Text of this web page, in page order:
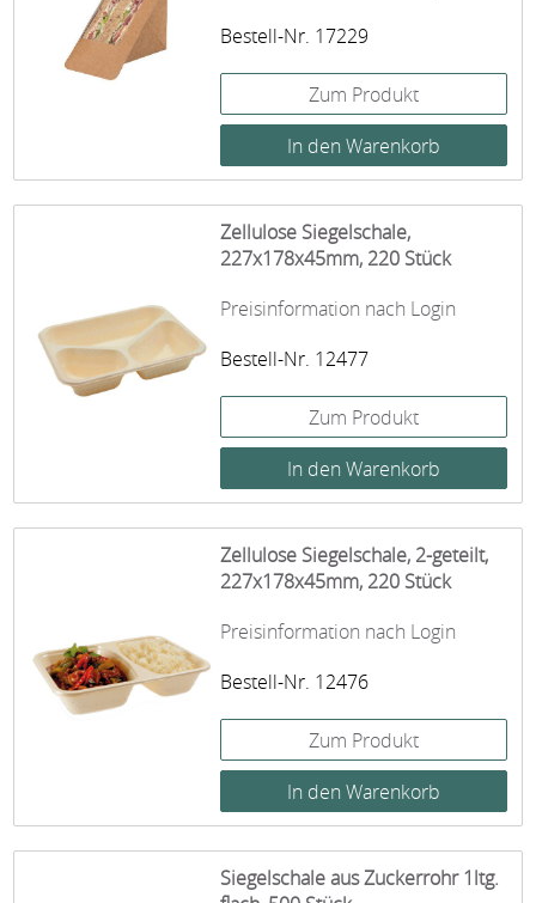
Bestell-Nr. 17229
Zum Produkt
Zellulose Siegelschale,
227x178x45mm, 220 Stück
Preisinformation nach Login
Bestell-Nr. 12477
Zum Produkt
Zellulose Siegelschale, 2-geteilt,
227x178x45mm, 220 Stück
Preisinformation nach Login
Bestell-Nr. 12476
Zum Produkt
Siegelschale aus Zuckerrohr 1ltg.